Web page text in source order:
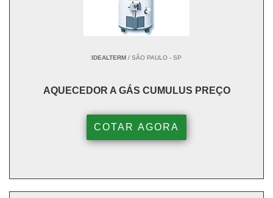
IDEALTERM / SÃO PAULO - SP
AQUECEDOR A GÁS CUMULUS PREÇO
COTAR AGORA